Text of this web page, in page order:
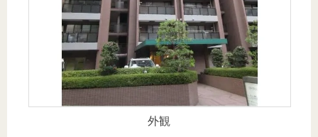
購入向け
サービス
住宅ロー
ンシミュ
レーショ
ン
住まい1プ
ラス（お
役立ちコ
ラム）
住まいと
購入ガイ
住まいと
暮らしの
税金の本
（電子ブ
ック）
売却ガイ
ド
外観